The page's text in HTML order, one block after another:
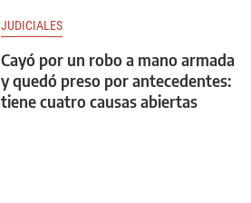
JUDICIALES
Cayó por un robo a mano armada
y quedó preso por antecedentes:
tiene cuatro causas abiertas